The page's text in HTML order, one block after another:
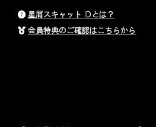
星屑スキャット IDとは？
会員特典のご確認はこちらから